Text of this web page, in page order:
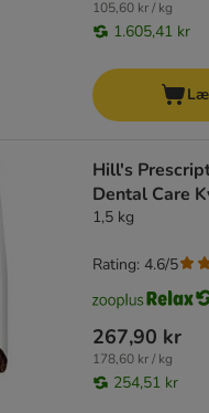
105,60 kr / kg
1.605,41 kr
Hill's
Dental Care
1,5 kg
267,90 kr
178,60 kr / kg
254,51 kr
Rating: 4.6/5